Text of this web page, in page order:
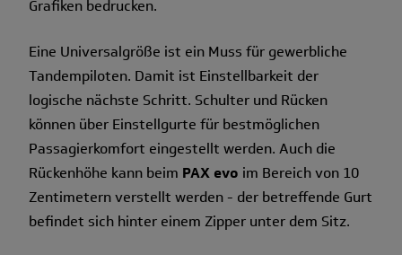
Grafiken bedrucken.
Eine Universalgröße ist ein Muss für gewerbliche
Tandempiloten. Damit ist Einstellbarkeit der
logische nächste Schritt. Schulter und Rücken
können über Einstellgurte für bestmöglichen
Passagierkomfort eingestellt werden. Auch die
Rückenhöhe kann beim PAX evo im Bereich von 10
Zentimetern verstellt werden - der betreffende Gurt
befindet sich hinter einem Zipper unter dem Sitz.